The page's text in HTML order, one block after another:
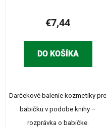
€7,44
DO KOŠÍKA
Darčekové balenie kozmetiky pre
babičku v podobe knihy –
rozprávka o babičke.